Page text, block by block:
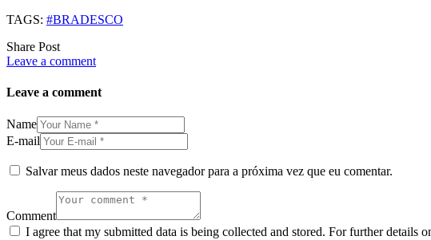
TAGS: #BRADESCO
Share Post
Leave a comment
Leave a comment
Name
E-mail
Salvar meus dados neste navegador para a próxima vez que eu comentar.
Comment
I agree that my submitted data is being collected and stored. For further details